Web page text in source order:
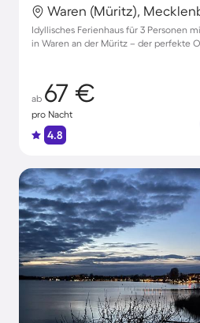
Idyllisches Ferienhaus für 3 Personen
in Waren an der Müritz – der perfekte
ab 67 €
pro Nacht
4.8